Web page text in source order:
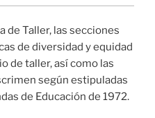
de Taller, las secciones
de diversidad y equidad
de taller, así como las
según estipuladas
de Educación de 1972.